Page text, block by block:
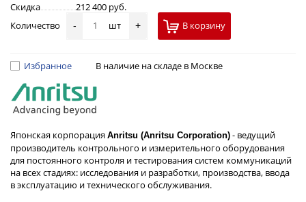
Скидка
212 400 руб.
Количество
- шт + В корзину
Избранное В наличие на складе в Москве
Японская корпорация Anritsu (Anritsu Corporation) - ведущий
производитель контрольного и измерительного оборудования
для постоянного контроля и тестирования систем коммуникаций
на всех стадиях: исследования и разработки, производства, ввода
в эксплуатацию и технического обслуживания.